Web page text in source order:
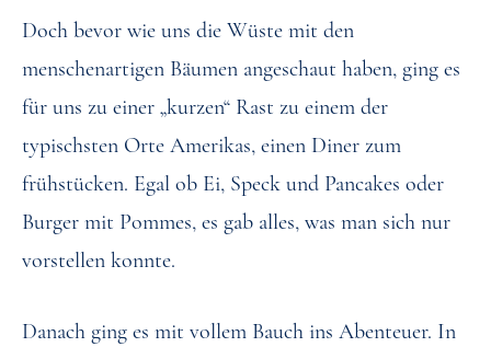
Doch bevor wie uns die Wüste mit den
menschenartigen Bäumen angeschaut haben, ging es
für uns zu einer „kurzen“ Rast zu einem der
typischsten Orte Amerikas, einen Diner zum
frühstücken. Egal ob Ei, Speck und Pancakes oder
Burger mit Pommes, es gab alles, was man sich nur
vorstellen konnte.
Danach ging es mit vollem Bauch ins Abenteuer. In